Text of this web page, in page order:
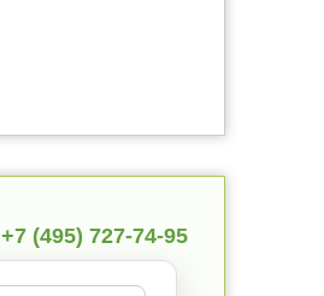
+7 (495) 727-74-95